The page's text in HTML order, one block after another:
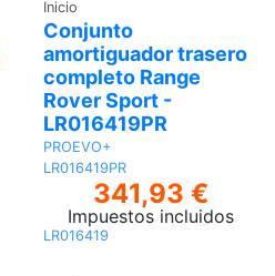
Inicio
Conjunto
amortiguador trasero
completo Range
Rover Sport -
LR016419PR
PROEVO+
LR016419PR
341,93 €
Impuestos incluidos
LR016419